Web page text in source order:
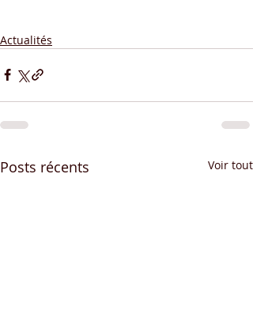
Actualités
Posts récents Voir tout